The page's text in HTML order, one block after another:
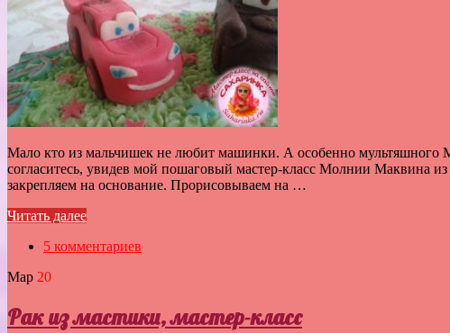
Мало кто из мальчишек не любит машинки. А особенно
согласитесь, увидев мой пошаговый мастер-класс Молнии Маквина
закрепляем на основание. Прорисовываем на …
Читать далее
5 комментариев
Мар 20
Рак из мастики, мастер-класс